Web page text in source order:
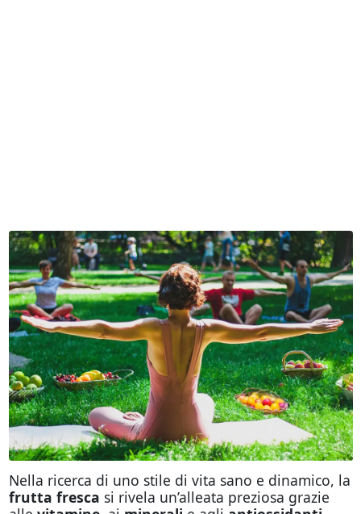
Nella ricerca di uno stile di vita sano e dinamico, la
frutta fresca si rivela un’alleata preziosa grazie